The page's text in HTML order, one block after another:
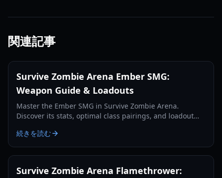
関連記事
Survive Zombie Arena Ember SMG:
Weapon Guide & Loadouts
Master the Ember SMG in Survive Zombie Arena.
Discover its stats, optimal class pairings, and loadout
farming.
続きを読む
Survive Zombie Arena Flamethrower: